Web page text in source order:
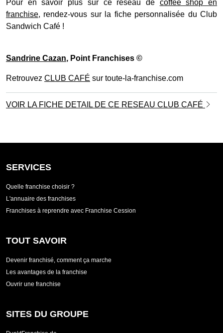
Pour en savoir plus sur ce réseau de coffee shop en
franchise, rendez-vous sur la fiche personnalisée du Club
Sandwich Café !
Sandrine Cazan, Point Franchises ©
Retrouvez CLUB CAFÉ sur toute-la-franchise.com
VOIR LA FICHE DETAIL DE CE RESEAU CLUB CAFÉ
SERVICES
Quelle franchise choisir ?
L'annuaire des franchises
Franchises à reprendre avec Franchise Cession
TOUT SAVOIR
Devenir franchisé, comment ça marche
Les avantages de la franchise
Ouvrir une franchise
SITES DU GROUPE